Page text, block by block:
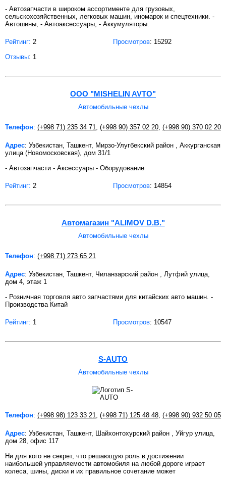
- Автозапчасти в широком ассортименте для грузовых,
сельскохозяйственных, легковых машин, иномарок и спецтехники. -
Автошины, - Автоаксессуары, - Аккумуляторы.
Рейтинг: 2 Просмотров: 15292
Отзывы: 1
ООО "MISHELIN AVTO"
Автомобильные чехлы
Телефон: (+998 71) 235 34 71 (+998 90) 357 02 20 (+998 90) 370 02 20
Адрес: Узбекистан, Ташкент, Мирзо-Улугбекский район , Аккурганская
улица (Новомосковская), дом 31/1
- Автозапчасти - Аксессуары - Оборудование
Рейтинг: 2 Просмотров: 14854
Автомагазин "ALIMOV D.B."
Автомобильные чехлы
Телефон: (+998 71) 273 65 21
Адрес: Узбекистан, Ташкент, Чиланзарский район , Лутфий улица,
дом 4, этаж 1
- Розничная торговля авто запчастями для китайских авто машин. -
Производства Китай
Рейтинг: 1 Просмотров: 10547
S-AUTO
Автомобильные чехлы
Телефон: (+998 98) 123 33 21 (+998 71) 125 48 48 (+998 90) 932 50 05
Адрес: Узбекистан, Ташкент, Шайхонтохурский район , Уйгур улица,
дом 28, офис 117
Ни для кого не секрет, что решающую роль в достижении
наибольшей управляемости автомобиля на любой дороге играет
колеса, шины, диски и их правильное сочетание может